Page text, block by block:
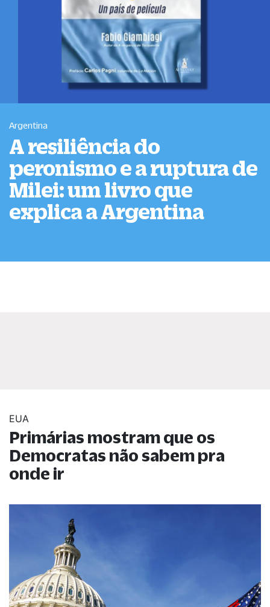
Argentina
A resiliência do
peronismo e a ruptura de
Milei: um livro que
explica a Argentina
EUA
Primárias mostram que os
Democratas não sabem pra
onde ir